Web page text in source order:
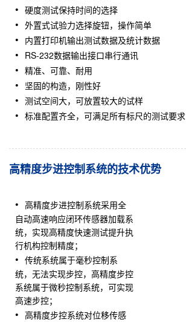
硬度测试保持时间的选择
外置式试验力选择旋钮，操作简单
内置打印机输出测试数据及统计数据
RS-232数据输出接口串行通讯
精准、可靠、耐用
坚固的构造，刚性好
测试空间大，可放置较大的试样
标准配置齐全，可满足所有标尺的测试要求
高精度步进控制系统的技术优势
高精度步进控制系统采用全
自动高速响应闭环传感器加载系
统，实现高精度快速测试提升执
行机构控制精度；
传统系统属于毫秒控制系
统，无法实现步控，高精度步控
系统属于微秒控制系统，可实现
高速步控；
高精度步控系统对位移传感